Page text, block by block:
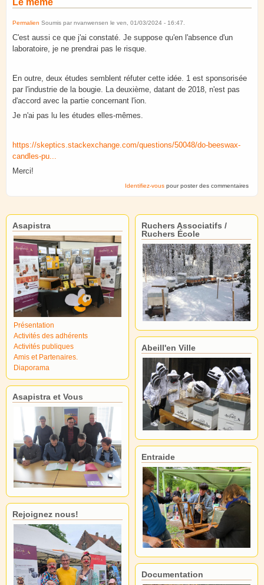
Permalien Soumis par nvanwensen le ven, 01/03/2024 - 16:47.
C'est aussi ce que j'ai constaté. Je suppose qu'en l'absence d'un
laboratoire, je ne prendrai pas le risque.
En outre, deux études semblent réfuter cette idée. 1 est sponsorisée
par l'industrie de la bougie. La deuxième, datant de 2018, n'est pas
d'accord avec la partie concernant l'ion.
Je n'ai pas lu les études elles-mêmes.
https://skeptics.stackexchange.com/questions/50048/do-beeswax-
candles-pu...
Merci!
Identifiez-vous pour poster des commentaires
Asapistra
Présentation
Activités des adhérents
Activités publiques
Amis et Partenaires.
Diaporama
Asapistra et Vous
Rejoignez nous!
Ruchers Associatifs /
Ruchers École
Abeill'en Ville
Entraide
Documentation